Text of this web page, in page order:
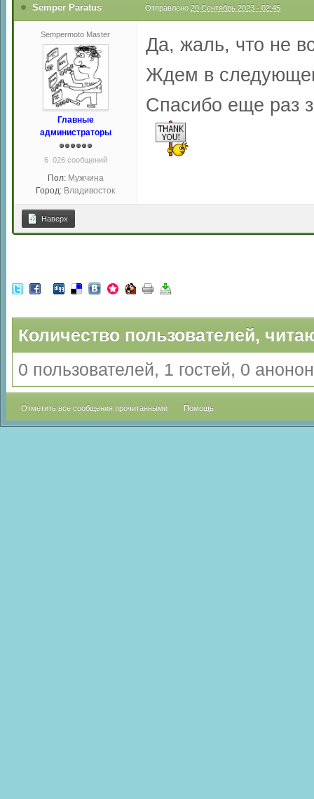
Semper Paratus Отправлено 20 Сентябрь 2023 - 02:45
Sempermoto Master
Главные
администраторы
6 026 сообщений
Пол: Мужчина
Город: Владивосток
Да, жаль, что не
Ждем в
Спасибо еще раз
Наверх
Количество пользователей,
0 пользователей, 1 гостей, 0
Отметить все сообщения прочитанными Помощь